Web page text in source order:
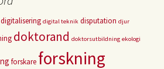
digitalisering digital teknik disputation djur
doktorand doktorsutbildning ekologi
forskare forskning